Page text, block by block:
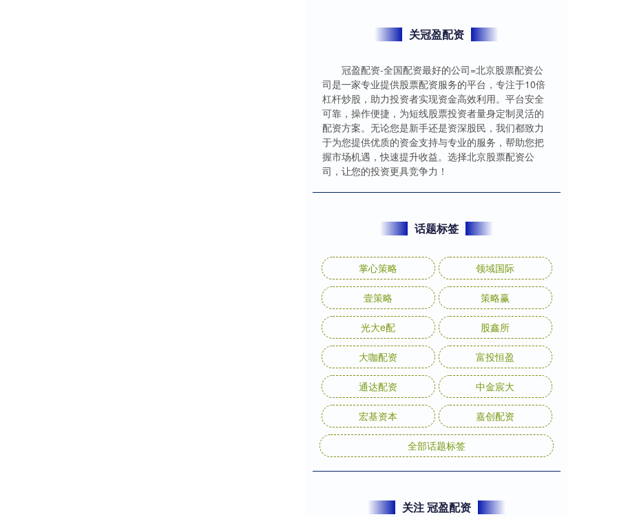
关冠盈配资
冠盈配资-全国配资最好的公司=北京股票配资公
司是一家专业提供股票配资服务的平台，专注于10倍
杠杆炒股，助力投资者实现资金高效利用。平台安全
可靠，操作便捷，为短线股票投资者量身定制灵活的
配资方案。无论您是新手还是资深股民，我们都致力
于为您提供优质的资金支持与专业的服务，帮助您把
握市场机遇，快速提升收益。选择北京股票配资公
司，让您的投资更具竞争力！
话题标签
掌心策略 领域国际
壹策略 策略赢
光大e配 股鑫所
大咖配资 富投恒盈
通达配资 中金宸大
宏基资本 嘉创配资
全部话题标签
关注 冠盈配资